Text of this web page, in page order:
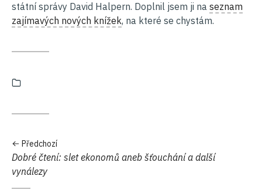
státní správy David Halpern. Doplnil jsem ji na seznam
zajímavých nových knížek, na které se chystám.
Předchozí
Předchozí:
Dobré čtení: slet ekonomů aneb šťouchání a další
vynálezy